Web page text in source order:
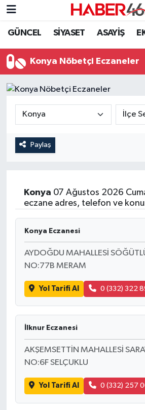
GÜNCEL SİYASET ASAYİŞ
Konya Nöbetçi Eczaneler
Paylaş
Konya 07 Ağustos 2026
eczane adres, telefon ve
Konya Eczanesi
AYDOĞDU MAHALLESİ
NO:77B MERAM
Yol Tarifi Al 0 (332) 322
İlknur Eczanesi
AKŞEMSETTİN MAHALLESİ
NO:6F SELÇUKLU
Yol Tarifi Al 0 (332) 257
GÜNCEL
SİYASET
EKONOMİ
SPOR
YAŞAM
SAĞLIK
EĞİTİM
İLÇE HABERLERİ
KÜLTÜR-SANAT
KSÜ
ROPORTAJ
Nöbetçi Eczaneler
Hava Durumu
Kahramanmaraş Namaz
Trafik Durumu
Süper Lig Puan Durumu ve
Son Dakika Haberleri
Haber Arşivi